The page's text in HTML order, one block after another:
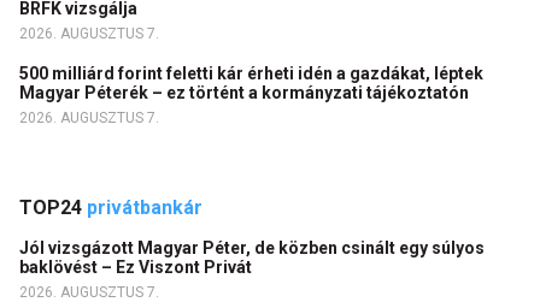
BRFK vizsgálja
2026. AUGUSZTUS 7.
500 milliárd forint feletti kár érheti idén a gazdákat, léptek
Magyar Péterék – ez történt a kormányzati tájékoztatón
2026. AUGUSZTUS 7.
TOP24 privátbankár
Jól vizsgázott Magyar Péter, de közben csinált egy súlyos
baklövést – Ez Viszont Privát
2026. AUGUSZTUS 7.